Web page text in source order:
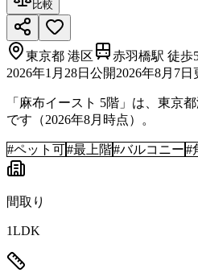
比較
東京都 港区
赤羽橋駅 徒歩
2026年1月28日 公開2026年8月7日
「麻布イースト 5階」は、東京
です（2026年8月時点）。
#ペット可#最上階#バルコニー#
間取り
1LDK